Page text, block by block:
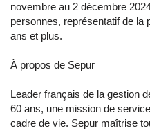
novembre au 2 décembre
personnes, représentatif de la
ans et plus.
À propos de Sepur
Leader français de la gestion
60 ans, une mission de
cadre de vie. Sepur maîtrise